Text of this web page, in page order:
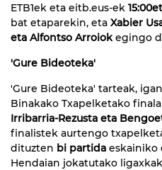
ETB1ek eta eitb.eus-ek
bat etaparekin, eta Xabier
eta Alfontso Arroiokegingo
'Gure Bideoteka'
'Gure Bideoteka' tarteak,
Binakako Txapelketako
Irribarria-Rezusta eta
finalistek aurtengo
dituzten bi partida eskainiko
Hendaian jokatutako